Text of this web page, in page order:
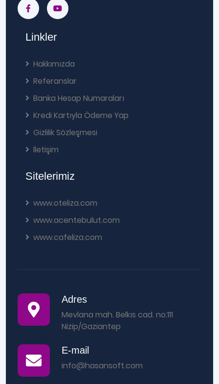
Linkler
Hakkımızda
Referanslar
Banka Hesap Numaraları
Kredi Kartıyla Ödeme Yap
Gizlilik Sözleşmesi
İletişim
Sitelerimiz
www.oteliza.com
www.acentebulut.com
www.cafeliza.com
Adres
Mevlana mah. Belkıs cad. no:111
Nizip/Gaziantep
E-mail
info@hasansoft.com